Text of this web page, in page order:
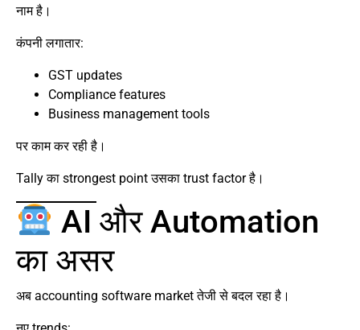
नाम है।
कंपनी लगातार:
GST updates
Compliance features
Business management tools
पर काम कर रही है।
Tally का strongest point उसका trust factor है।
AI और Automation
का असर
अब accounting software market तेजी से बदल रहा है।